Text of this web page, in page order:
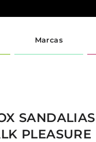
Marcas
SANDALIAS
PLEASURE